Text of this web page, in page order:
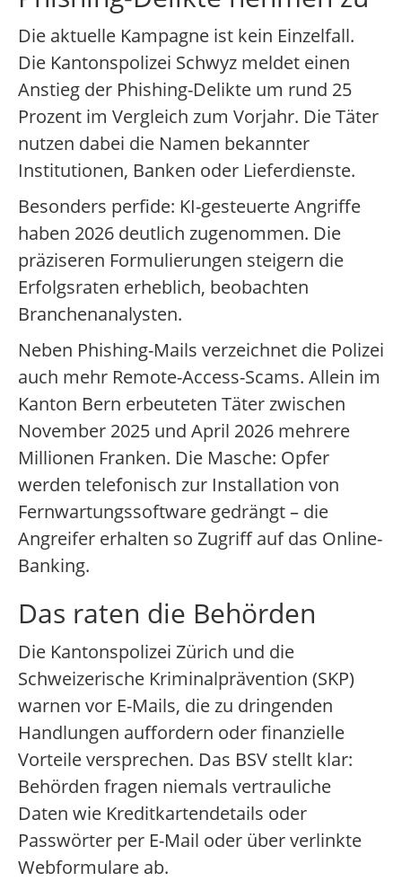
Die aktuelle Kampagne ist kein Einzelfall.
Die Kantonspolizei Schwyz meldet einen
Anstieg der Phishing-Delikte um rund 25
Prozent im Vergleich zum Vorjahr. Die Täter
nutzen dabei die Namen bekannter
Institutionen, Banken oder Lieferdienste.
Besonders perfide: KI-gesteuerte Angriffe
haben 2026 deutlich zugenommen. Die
präziseren Formulierungen steigern die
Erfolgsraten erheblich, beobachten
Branchenanalysten.
Neben Phishing-Mails verzeichnet die Polizei
auch mehr Remote-Access-Scams. Allein im
Kanton Bern erbeuteten Täter zwischen
November 2025 und April 2026 mehrere
Millionen Franken. Die Masche: Opfer
werden telefonisch zur Installation von
Fernwartungssoftware gedrängt – die
Angreifer erhalten so Zugriff auf das Online-
Banking.
Das raten die Behörden
Die Kantonspolizei Zürich und die
Schweizerische Kriminalprävention (SKP)
warnen vor E-Mails, die zu dringenden
Handlungen auffordern oder finanzielle
Vorteile versprechen. Das BSV stellt klar:
Behörden fragen niemals vertrauliche
Daten wie Kreditkartendetails oder
Passwörter per E-Mail oder über verlinkte
Webformulare ab.